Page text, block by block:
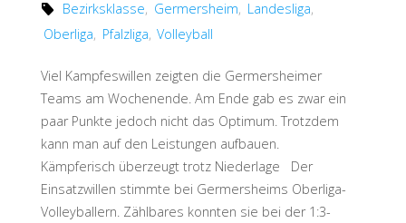
Bezirksklasse, Germersheim, Landesliga,
Oberliga, Pfalzliga, Volleyball
Viel Kampfeswillen zeigten die Germersheimer
Teams am Wochenende. Am Ende gab es zwar ein
paar Punkte jedoch nicht das Optimum. Trotzdem
kann man auf den Leistungen aufbauen.
Kämpferisch überzeugt trotz Niederlage Der
Einsatzwillen stimmte bei Germersheims Oberliga-
Volleyballern. Zählbares konnten sie bei der 1:3-